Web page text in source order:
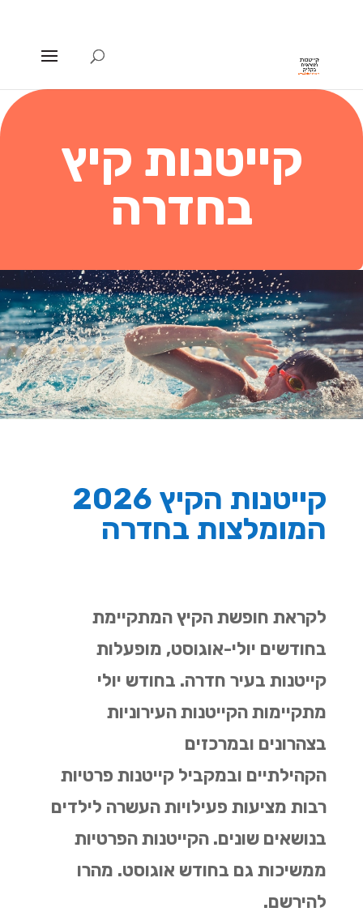
קייטנות קיץ
בחדרה
קייטנות הקיץ 2026
המומלצות בחדרה
לקראת חופשת הקיץ המתקיימת
בחודשים יולי-אוגוסט, מופעלות
קייטנות בעיר חדרה. בחודש יולי
מתקיימות הקייטנות העירוניות
בצהרונים ובמרכזים
הקהילתיים ובמקביל קייטנות פרטיות
רבות מציעות פעילויות העשרה לילדים
בנושאים שונים. הקייטנות הפרטיות
ממשיכות גם בחודש אוגוסט. מהרו
להירשם.